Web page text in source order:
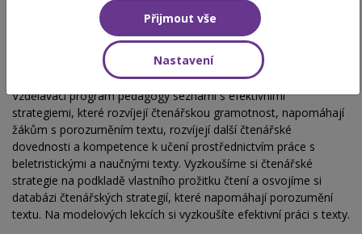
Hodinová dotace
8 vyučovacích hodin
Obsah školení
Vzdělávací program pedagogy seznámí s efektivními
strategiemi, které rozvíjejí čtenářskou gramotnost, napomáhají
žákům s porozuměním textu, rozvíjejí další čtenářské
dovednosti a kompetence k učení prostřednictvím práce s
beletristickými a naučnými texty. Vyzkoušíme si čtenářské
strategie na podkladě vlastního prožitku čtení a osvojíme si
databázi čtenářských strategií, které napomáhají porozumění
textu. Na modelových lekcích si vyzkoušíte efektivní práci s texty.
Přijmout vše
Nastavení